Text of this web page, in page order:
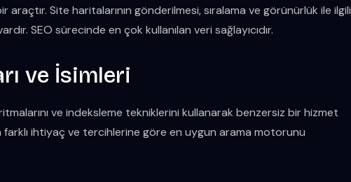
araçtır. Site haritalarının gönderilmesi, sıralama ve görünürlük ile ilgili
SEO sürecinde en çok kullanılan veri sağlayıcıdır.
ve İsimleri
ve indeksleme tekniklerini kullanarak benzersiz bir hizmet
farklı ihtiyaç ve tercihlerine göre en uygun arama motorunu